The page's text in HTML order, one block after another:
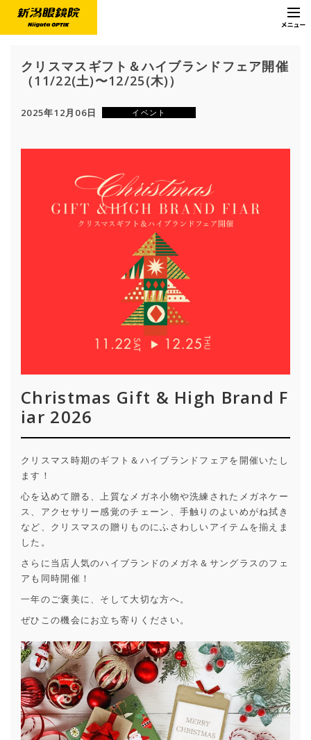
クリスマスギフト＆ハイブランドフェア開催
（11/22(土)〜12/25(木)）
2025年12月06日 イベント
Christmas Gift & High Brand F
iar 2026
クリスマス時期のギフト＆ハイブランドフェアを開催いたし
ます！
心を込めて贈る、上質なメガネ小物や洗練されたメガネケー
ス、アクセサリー感覚のチェーン、手触りのよいめがね拭き
など、クリスマスの贈りものにふさわしいアイテムを揃えま
した。
さらに当店人気のハイブランドのメガネ＆サングラスのフェ
アも同時開催！
一年のご褒美に、そして大切な方へ。
ぜひこの機会にお立ち寄りください。